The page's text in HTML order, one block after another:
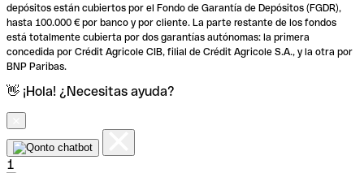
depósitos están cubiertos por el Fondo de Garantía de Depósitos (FGDR),
hasta 100.000 € por banco y por cliente. La parte restante de los fondos
está totalmente cubierta por dos garantías autónomas: la primera
concedida por Crédit Agricole CIB, filial de Crédit Agricole S.A., y la otra por
BNP Paribas.
👋 ¡Hola! ¿Necesitas ayuda?
1